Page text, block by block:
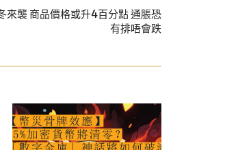
來襲 商品價格或升4百分點 通脹恐
有排唔會跌